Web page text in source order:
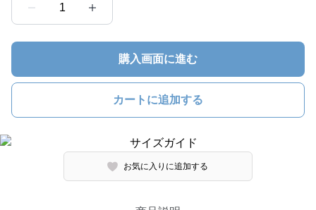
1
購入画面に進む
カートに追加する
お気に入りに追加する